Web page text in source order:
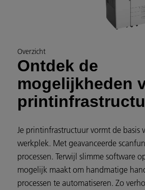
Overzicht
Ontdek de
mogelijkheden
Je printinfrastructuur vormt de basis
werkplek. Met geavanceerde
processen. Terwijl slimme software
mogelijk maakt om handmatige
processen te automatiseren. Zo